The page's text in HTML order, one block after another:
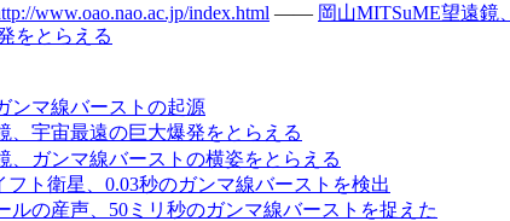
www.oao.nao.ac.jp/index.html ―― 岡山MITSuME望遠鏡、
をとらえる
ンマ線バーストの起源
、宇宙最遠の巨大爆発をとらえる
、ガンマ線バーストの横姿をとらえる
フト衛星、0.03秒のガンマ線バーストを検出
ルの産声、50ミリ秒のガンマ線バーストを捉えた